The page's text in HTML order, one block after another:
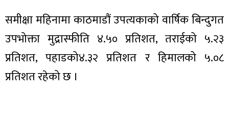
समीक्षा महिनामा काठमाडौं उपत्यकाको वार्षिक बिन्दुगत
उपभोक्ता मुद्रास्फीति ४.५० प्रतिशत, तराईको ५.२३
प्रतिशत, पहाडको४.३२ प्रतिशत र हिमालको ५.०८
प्रतिशत रहेको छ ।